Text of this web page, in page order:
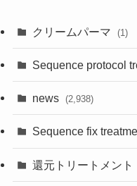
クリームパーマ (1)
Sequence protocol
news (2,938)
Sequence fix
還元トリートメント